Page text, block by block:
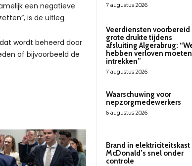
een negatieve
is de uitleg.
wordt beheerd door
of bijvoorbeeld de
7 augustus 2026
Veerdiensten voorbereid
grote drukte tijdens
afsluiting Algerabrug:
hebben verloven moeten
intrekken”
7 augustus 2026
Waarschuwing voor
nepzorgmedewerkers
6 augustus 2026
Brand in elektriciteitskast
McDonald’s snel onder
controle